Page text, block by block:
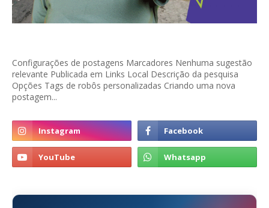
Configurações de postagens Marcadores Nenhuma sugestão
relevante Publicada em Links Local Descrição da pesquisa
Opções Tags de robôs personalizadas Criando uma nova
postagem...